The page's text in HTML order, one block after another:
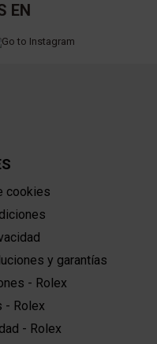
EN
cookies
y garantías
- Rolex
- Rolex
- Rolex